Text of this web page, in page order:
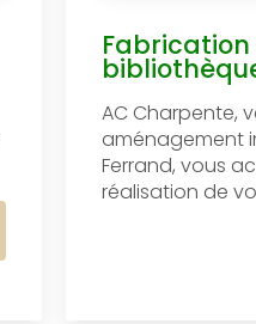
Fabrication
AC Charpente,
aménagement
Ferrand, vous
réalisation de